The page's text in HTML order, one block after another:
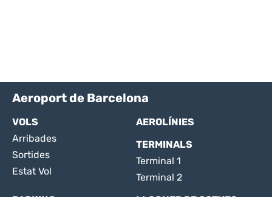
Aeroport de Barcelona
VOLS
Arribades
Sortides
Estat Vol
AEROLÍNIES
TERMINALS
Terminal 1
Terminal 2